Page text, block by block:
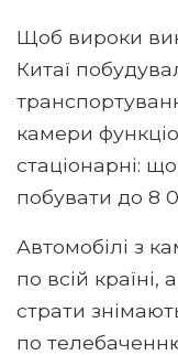
Щоб вироки
Китаї
камери
стаціонарні:
побувати до 8
Автомобілі з
по всій країні,
страти
по